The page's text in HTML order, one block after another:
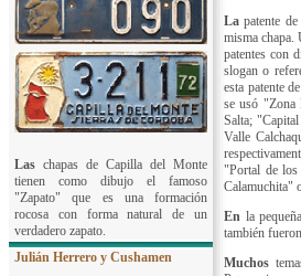
Las chapas de Capilla del Monte
tienen como dibujo el famoso
"Zapato" que es una formación
rocosa con forma natural de un
verdadero zapato.
Julián Herrero y Cushamen
La patente
misma chapa.
patentes con
slogan o
esta patente
se usó "Zona
Salta;
Valle
"Portal de los
Calamuchita"
En la
también
Muchos